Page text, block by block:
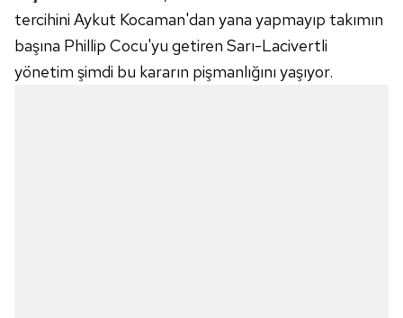
tercihini Aykut Kocaman'dan yana yapmayıp takımın
başına Phillip Cocu'yu getiren Sarı-Lacivertli
yönetim şimdi bu kararın pişmanlığını yaşıyor.